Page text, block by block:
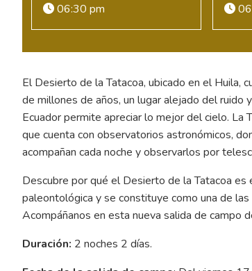
06:30 pm
El Desierto de la Tatacoa, ubicado en el Huila,
de millones de años, un lugar alejado del ruido
Ecuador permite apreciar lo mejor del cielo.
que cuenta con observatorios astronómicos,
acompañan cada noche y observarlos por
Descubre por qué el Desierto de la Tatacoa es
paleontológica y se constituye como una de
Acompáñanos en esta nueva salida de campo
Duración: 2 noches 2 días.